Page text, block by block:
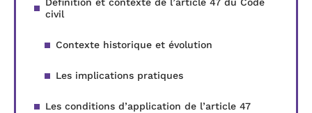
civil
Contexte historique et évolution
Les implications pratiques
Les conditions d’application de l’article 47